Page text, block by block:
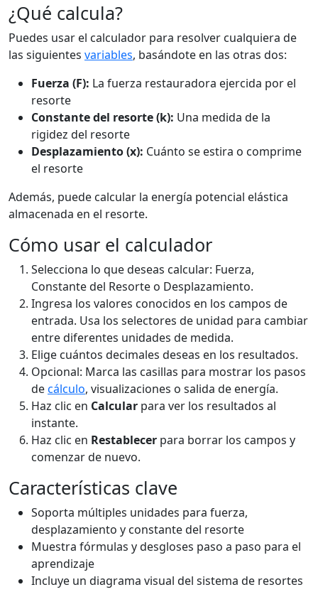
¿Qué calcula?
Puedes usar el calculador para resolver cualquiera de
las siguientes variables, basándote en las otras dos:
Fuerza (F): La fuerza restauradora ejercida por el
resorte
Constante del resorte (k): Una medida de la
rigidez del resorte
Desplazamiento (x): Cuánto se estira o comprime
el resorte
Además, puede calcular la energía potencial elástica
almacenada en el resorte.
Cómo usar el calculador
Selecciona lo que deseas calcular: Fuerza,
Constante del Resorte o Desplazamiento.
Ingresa los valores conocidos en los campos de
entrada. Usa los selectores de unidad para cambiar
entre diferentes unidades de medida.
Elige cuántos decimales deseas en los resultados.
Opcional: Marca las casillas para mostrar los pasos
decálculo, visualizaciones o salida de energía.
Haz clic en Calcular para ver los resultados al
instante.
Haz clic en Restablecer para borrar los campos y
comenzar de nuevo.
Características clave
Soporta múltiples unidades para fuerza,
desplazamiento y constante del resorte
Muestra fórmulas y desgloses paso a paso para el
aprendizaje
Incluye un diagrama visual del sistema de resortes